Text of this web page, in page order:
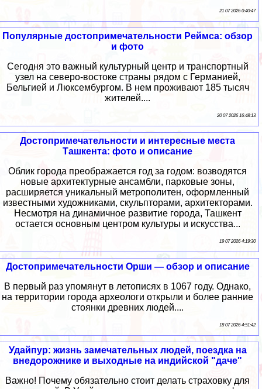
21 07 2026 0:40:47
Популярные достопримечательности Реймса: обзор
и фото
Сегодня это важный культурный центр и транспортный
узел на северо-востоке страны рядом с Германией,
Бельгией и Люксембургом. В нем проживают 185 тысяч
жителей....
20 07 2026 16:48:13
Достопримечательности и интересные места
Ташкента: фото и описание
Облик города преображается год за годом: возводятся
новые архитектурные ансамбли, парковые зоны,
расширяется уникальный метрополитен, оформленный
известными художниками, скульпторами, архитекторами.
Несмотря на динамичное развитие города, Ташкент
остается основным центром культуры и искусства...
19 07 2026 4:19:30
Достопримечательности Орши — обзор и описание
В первый раз упомянут в летописях в 1067 году. Однако,
на территории города археологи открыли и более ранние
стоянки древних людей....
18 07 2026 4:51:42
Удайпур: жизнь замечательных людей, поездка на
внедорожнике и выходные на индийской "даче"
Важно! Почему обязательно стоит делать страховку для